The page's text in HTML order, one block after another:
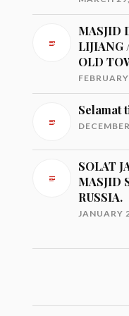
MASJID
LIJIANG
OLD
Selamat
SOLAT
MASJID
RUSSIA.
JANUARY